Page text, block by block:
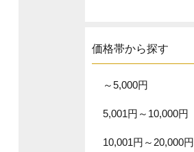
価格帯から探す
～5,000円
5,001円～10,000円
10,001円～20,000円